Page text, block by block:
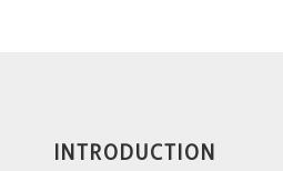
INTRODUCTION